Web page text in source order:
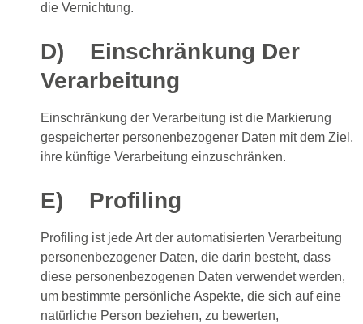
die Vernichtung.
D) Einschränkung Der
Verarbeitung
Einschränkung der Verarbeitung ist die Markierung
gespeicherter personenbezogener Daten mit dem Ziel,
ihre künftige Verarbeitung einzuschränken.
E) Profiling
Profiling ist jede Art der automatisierten Verarbeitung
personenbezogener Daten, die darin besteht, dass
diese personenbezogenen Daten verwendet werden,
um bestimmte persönliche Aspekte, die sich auf eine
natürliche Person beziehen, zu bewerten,